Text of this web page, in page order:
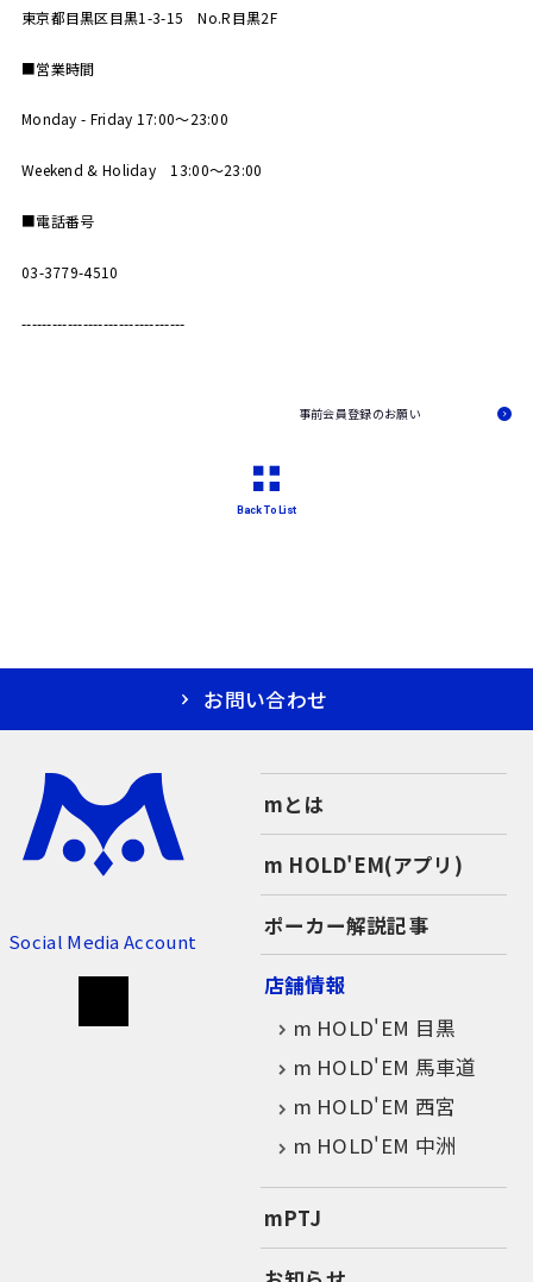
東京都目黒区目黒1-3-15 No.R目黒2F
■営業時間
Monday - Friday 17:00～23:00
Weekend & Holiday 13:00～23:00
■電話番号
03-3779-4510
--------------------------------
Back To List
事前会員登録のお願い
お問い合わせ
Social Media Account
mとは
m HOLD'EM(アプリ)
ポーカー解説記事
店舗情報
m HOLD'EM 目黒
m HOLD'EM 馬車道
m HOLD'EM 西宮
m HOLD'EM 中洲
mPTJ